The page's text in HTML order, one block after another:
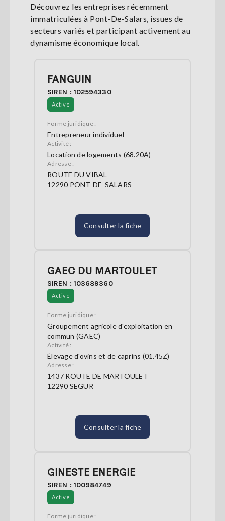
Découvrez les entreprises récemment
immatriculées à Pont-De-Salars, issues de
secteurs variés et participant activement au
dynamisme économique local.
FANGUIN
SIREN : 102594330
Active
Forme juridique :
Entrepreneur individuel
Activité :
Location de logements (68.20A)
Adresse :
ROUTE DU VIBAL
12290 PONT-DE-SALARS
Consulter la fiche
GAEC DU MARTOULET
SIREN : 103689360
Active
Forme juridique :
Groupement agricole d'exploitation en
commun (GAEC)
Activité :
Élevage d'ovins et de caprins (01.45Z)
Adresse :
1437 ROUTE DE MARTOULET
12290 SEGUR
Consulter la fiche
GINESTE ENERGIE
SIREN : 100984749
Active
Forme juridique :